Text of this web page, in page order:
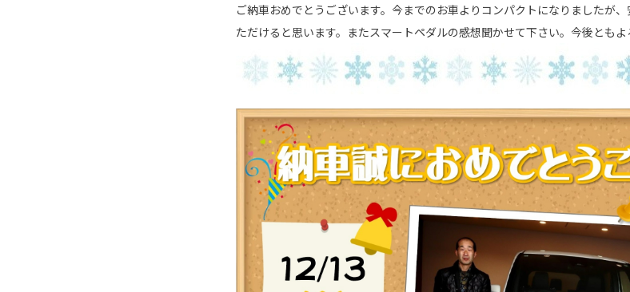
ご納車おめでとうございます。今までのお車よりコンパクトになりましたが
ただけると思います。またスマートペダルの感想聞かせて下さい。今後ともよ